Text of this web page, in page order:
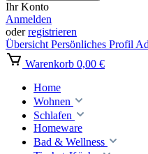
Ihr Konto
Anmelden
oderregistrieren
Übersicht Persönliches Profil
Warenkorb 0,00 €
Home
Wohnen
Schlafen
Homeware
Bad & Wellness